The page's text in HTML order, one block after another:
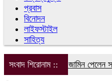
প্রবাস
বিনোদন
লাইফস্টাইল
সাহিত্য
সংবাদ শিরোনাম ::আগাম জামিন পেলেন